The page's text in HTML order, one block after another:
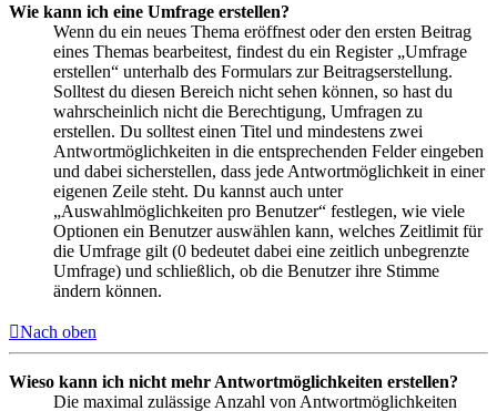
Wie kann ich eine Umfrage erstellen?
Wenn du ein neues Thema eröffnest oder den ersten Beitrag
eines Themas bearbeitest, findest du ein Register „Umfrage
erstellen“ unterhalb des Formulars zur Beitragserstellung.
Solltest du diesen Bereich nicht sehen können, so hast du
wahrscheinlich nicht die Berechtigung, Umfragen zu
erstellen. Du solltest einen Titel und mindestens zwei
Antwortmöglichkeiten in die entsprechenden Felder eingeben
und dabei sicherstellen, dass jede Antwortmöglichkeit in einer
eigenen Zeile steht. Du kannst auch unter
„Auswahlmöglichkeiten pro Benutzer“ festlegen, wie viele
Optionen ein Benutzer auswählen kann, welches Zeitlimit für
die Umfrage gilt (0 bedeutet dabei eine zeitlich unbegrenzte
Umfrage) und schließlich, ob die Benutzer ihre Stimme
ändern können.
Nach oben
Wieso kann ich nicht mehr Antwortmöglichkeiten erstellen?
Die maximal zulässige Anzahl von Antwortmöglichkeiten